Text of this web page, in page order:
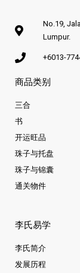
No.19,
Lumpur.
+6013-
商品类别
三合
书
开运旺品
珠子与托盘
珠子与锦囊
通关物件
李氏易学
李氏简介
发展历程